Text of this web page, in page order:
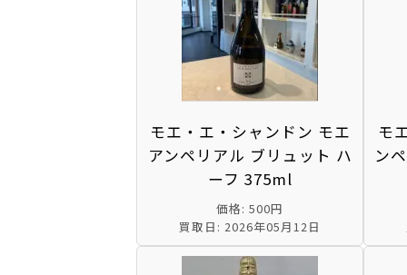
モエ・エ・シャンドン モエ
アンペリアル ブリュット ハ
ーフ 375ml
価格: 500円
買取日: 2026年05月12日
モ
ン